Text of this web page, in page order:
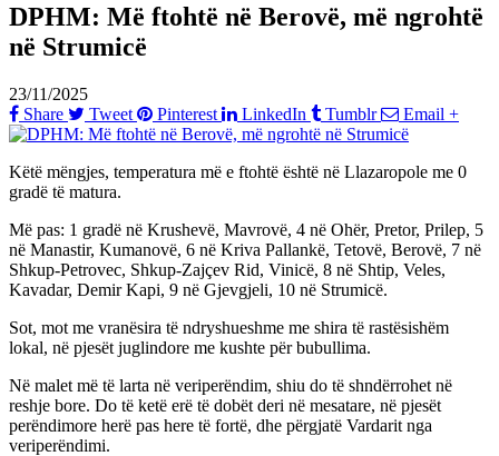
DPHM: Më ftohtë në Berovë, më ngrohtë
në Strumicë
23/11/2025
Share
Tweet Pinterest LinkedIn Tumblr Email +
Këtë mëngjes, temperatura më e ftohtë është në Llazaropole me 0
gradë të matura.
Më pas: 1 gradë në Krushevë, Mavrovë, 4 në Ohër, Pretor, Prilep, 5
në Manastir, Kumanovë, 6 në Kriva Pallankë, Tetovë, Berovë, 7 në
Shkup-Petrovec, Shkup-Zajçev Rid, Vinicë, 8 në Shtip, Veles,
Kavadar, Demir Kapi, 9 në Gjevgjeli, 10 në Strumicë.
Sot, mot me vranësira të ndryshueshme me shira të rastësishëm
lokal, në pjesët juglindore me kushte për bubullima.
Në malet më të larta në veriperëndim, shiu do të shndërrohet në
reshje bore. Do të ketë erë të dobët deri në mesatare, në pjesët
perëndimore herë pas here të fortë, dhe përgjatë Vardarit nga
veriperëndimi.